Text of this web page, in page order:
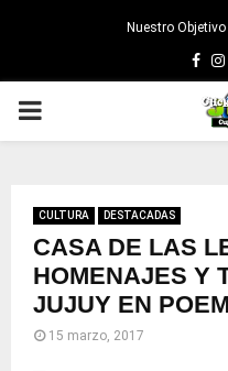
Nuestro Objetivo
PRIMARY
CULTURA DESTACADAS
CASA DE LAS
HOMENAJES Y
JUJUY EN
15 marzo, 2017